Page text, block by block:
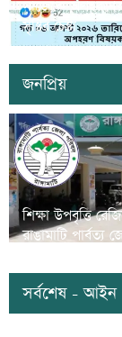
সাজেকে অপহরণের
সৃষ্টির চেষ্টা
জনপ্রিয়
শিক্ষা উপবৃত্তি
রাঙামাটি পার্বত্য
সর্বশেষ -